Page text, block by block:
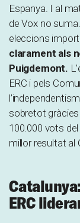
Espanya. I al
de Vox no
eleccions
clarament als
Puigdemont.
ERC i pels
sobretot gràcies
100.000 vots
millor resultat al
ERC